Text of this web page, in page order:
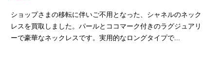
ショップさまの移転に伴いご不用となった、シャネルのネック
レスを買取しました。パールとココマーク付きのラグジュアリ
ーで豪華なネックレスです。実用的なロングタイプで...